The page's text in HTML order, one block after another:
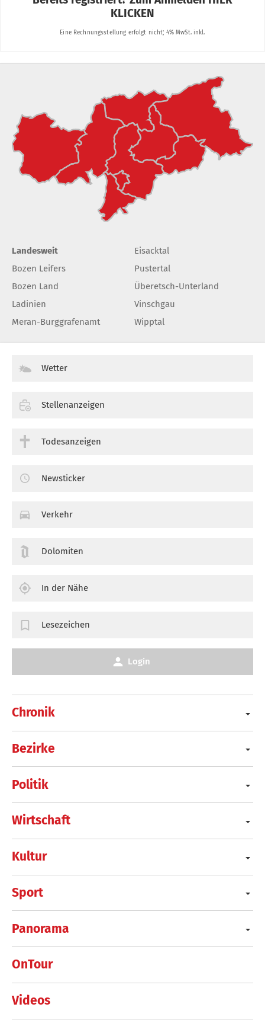
Landesweit
Bozen Leifers
Bozen Land
Ladinien
Meran-Burggrafenamt
Eisacktal
Pustertal
Überetsch-Unterland
Vinschgau
Wipptal
Chronik
Bezirke
Politik
Wirtschaft
Kultur
Sport
Panorama
OnTour
Videos
Wetter
Stellenanzeigen
Todesanzeigen
Newsticker
Verkehr
Dolomiten
In der Nähe
Lesezeichen
Login